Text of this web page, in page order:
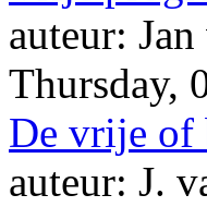
auteur:
Thursday,
De vrije of
auteur: J.